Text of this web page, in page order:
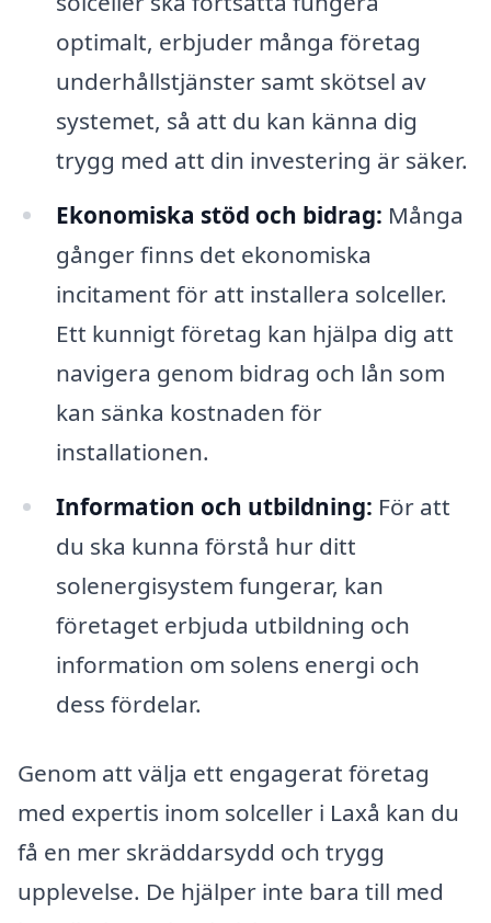
optimalt, erbjuder många företag
underhållstjänster samt skötsel av
systemet, så att du kan känna dig
trygg med att din investering är säker.
Ekonomiska stöd och bidrag: Många
gånger finns det ekonomiska
incitament för att installera solceller.
Ett kunnigt företag kan hjälpa dig att
navigera genom bidrag och lån som
kan sänka kostnaden för
installationen.
Information och utbildning: För att
du ska kunna förstå hur ditt
solenergisystem fungerar, kan
företaget erbjuda utbildning och
information om solens energi och
dess fördelar.
Genom att välja ett engagerat företag
med expertis inom solceller i Laxå kan du
få en mer skräddarsydd och trygg
upplevelse. De hjälper inte bara till med